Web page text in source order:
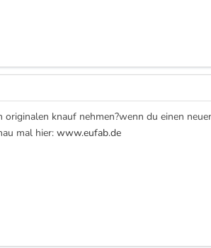
knauf nehmen?wenn du einen
mal hier: www.eufab.de